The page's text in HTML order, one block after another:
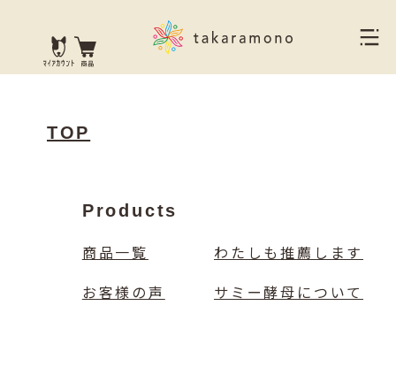
TOP
Products
商品一覧 わたしも推薦します
お客様の声 サミー酵母について